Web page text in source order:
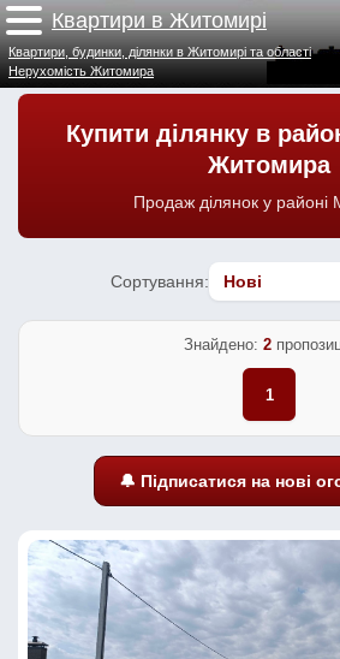
Квартири в Житомирі
Квартири, будинки, ділянки в Житомирі та області
Нерухомість Житомира
Купити ділянку в
Житомира
Продаж ділянок у районі
Сортування:
Знайдено: 2
1
🔔 Підписатися на нові